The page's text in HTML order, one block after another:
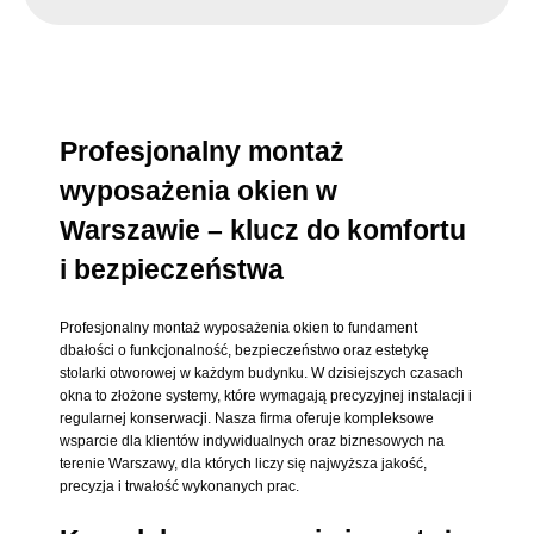
Profesjonalny montaż
wyposażenia okien w
Warszawie – klucz do komfortu
i bezpieczeństwa
Profesjonalny montaż wyposażenia okien to fundament
dbałości o funkcjonalność, bezpieczeństwo oraz estetykę
stolarki otworowej w każdym budynku. W dzisiejszych czasach
okna to złożone systemy, które wymagają precyzyjnej instalacji i
regularnej konserwacji. Nasza firma oferuje kompleksowe
wsparcie dla klientów indywidualnych oraz biznesowych na
terenie Warszawy, dla których liczy się najwyższa jakość,
precyzja i trwałość wykonanych prac.